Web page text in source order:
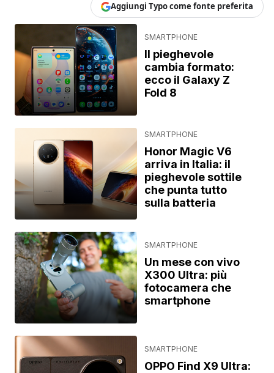
Aggiungi Typo come fonte preferita
SMARTPHONE
Il pieghevole
cambia formato:
ecco il Galaxy Z
Fold 8
SMARTPHONE
Honor Magic V6
arriva in Italia: il
pieghevole sottile
che punta tutto
sulla batteria
SMARTPHONE
Un mese con vivo
X300 Ultra: più
fotocamera che
smartphone
SMARTPHONE
OPPO Find X9 Ultra: